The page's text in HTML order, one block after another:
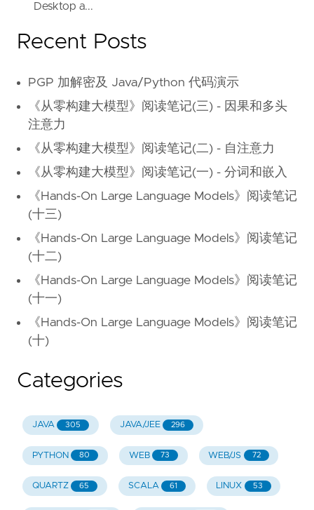
Desktop a...
Recent Posts
PGP 加解密及 Java/Python 代码演示
《从零构建大模型》阅读笔记(三) - 因果和多头
注意力
《从零构建大模型》阅读笔记(二) - 自注意力
《从零构建大模型》阅读笔记(一) - 分词和嵌入
《Hands-On Large Language Models》阅读笔记
(十三)
《Hands-On Large Language Models》阅读笔记
(十二)
《Hands-On Large Language Models》阅读笔记
(十一)
《Hands-On Large Language Models》阅读笔记
(十)
Categories
JAVA 305 JAVA/JEE 296
PYTHON 80 WEB 73 WEB/JS 72
QUARTZ 65 SCALA 61 LINUX 53